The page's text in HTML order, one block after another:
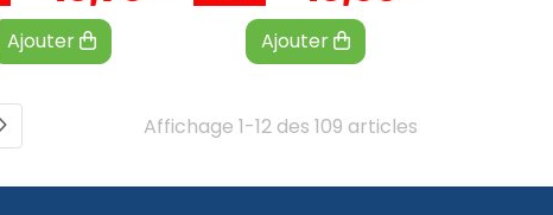
Ajouter Ajouter
Affichage 1-12 des 109 articles